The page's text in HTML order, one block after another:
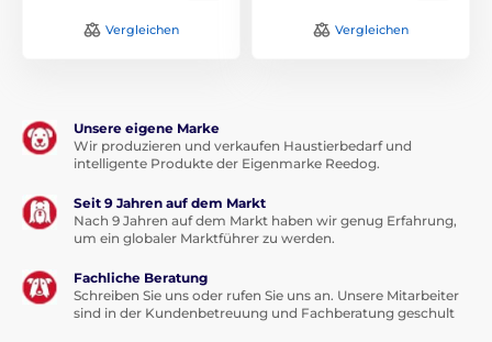
Vergleichen Vergleichen
Unsere eigene Marke
Wir produzieren und verkaufen Haustierbedarf und
intelligente Produkte der Eigenmarke Reedog.
Seit 9 Jahren auf dem Markt
Nach 9 Jahren auf dem Markt haben wir genug Erfahrung,
um ein globaler Marktführer zu werden.
Fachliche Beratung
Schreiben Sie uns oder rufen Sie uns an. Unsere Mitarbeiter
sind in der Kundenbetreuung und Fachberatung geschult